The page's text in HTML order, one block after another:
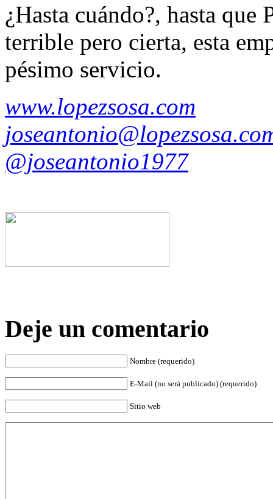
¿Hasta cuándo?, hasta que
terrible pero cierta, esta
pésimo servicio.
www.lopezsosa.com
@joseantonio1977
Deje un comentario
Nombre (requerido)
E-Mail (no será publicado) (requerido)
Sitio web